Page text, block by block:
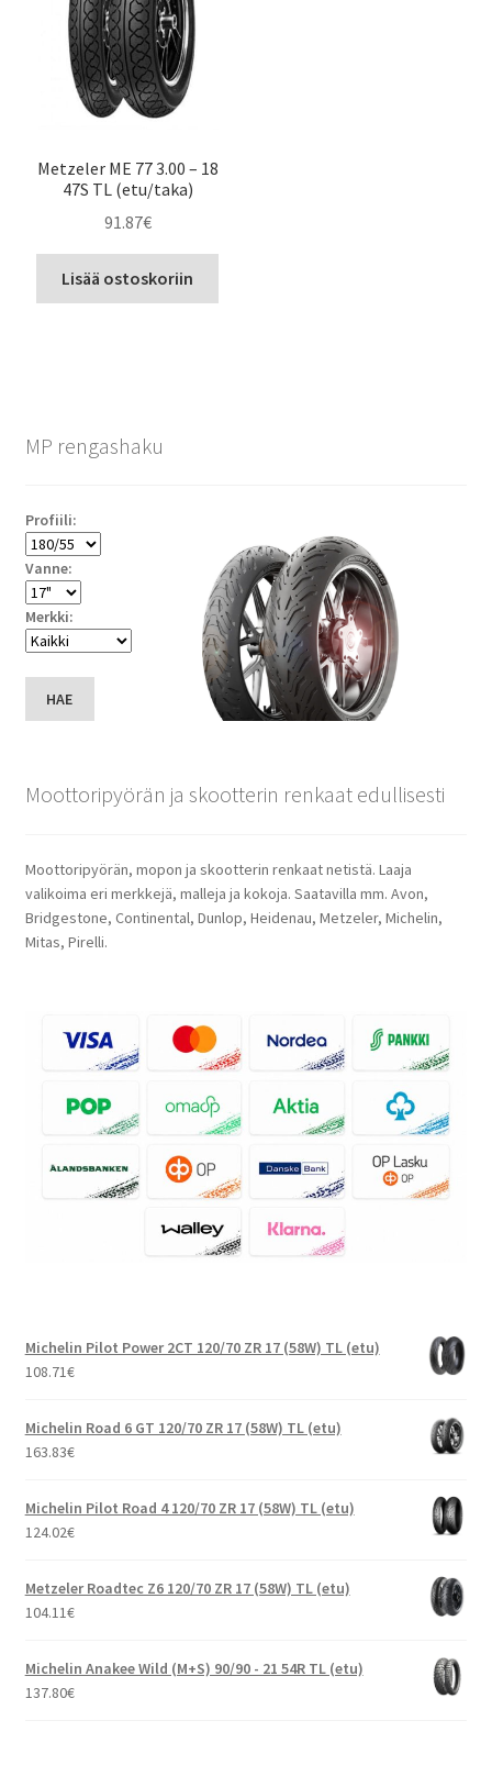
Metzeler ME 77 3.00 – 18
47S TL (etu/taka)
91.87€
Lisää ostoskoriin
MP rengashaku
Profiili:
Vanne:
Merkki:
HAE
Moottoripyörän ja skootterin renkaat edullisesti
Moottoripyörän, mopon ja skootterin renkaat netistä. Laaja
valikoima eri merkkejä, malleja ja kokoja. Saatavilla mm. Avon,
Bridgestone, Continental, Dunlop, Heidenau, Metzeler, Michelin,
Mitas, Pirelli.
Michelin Pilot Power 2CT 120/70 ZR 17 (58W) TL (etu)
108.71€
Michelin Road 6 GT 120/70 ZR 17 (58W) TL (etu)
163.83€
Michelin Pilot Road 4 120/70 ZR 17 (58W) TL (etu)
124.02€
Metzeler Roadtec Z6 120/70 ZR 17 (58W) TL (etu)
104.11€
Michelin Anakee Wild (M+S) 90/90 - 21 54R TL (etu)
137.80€